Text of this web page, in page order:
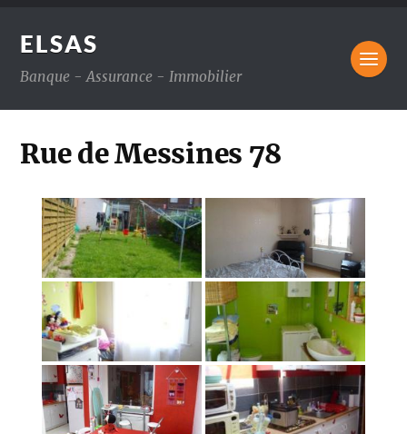
ELSAS
Banque - Assurance - Immobilier
Rue de Messines 78